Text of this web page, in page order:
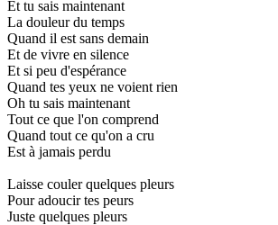
Et tu sais maintenant
La douleur du temps
Quand il est sans demain
Et de vivre en silence
Et si peu d'espérance
Quand tes yeux ne voient rien
Oh tu sais maintenant
Tout ce que l'on comprend
Quand tout ce qu'on a cru
Est à jamais perdu
Laisse couler quelques pleurs
Pour adoucir tes peurs
Juste quelques pleurs